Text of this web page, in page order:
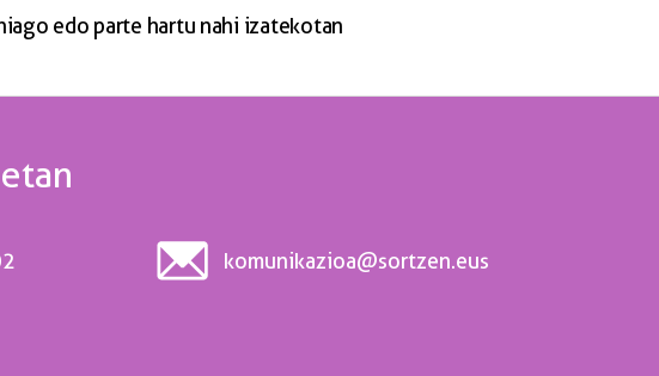
edo parte hartu nahi izatekotan
komunikazioa@sortzen.eus